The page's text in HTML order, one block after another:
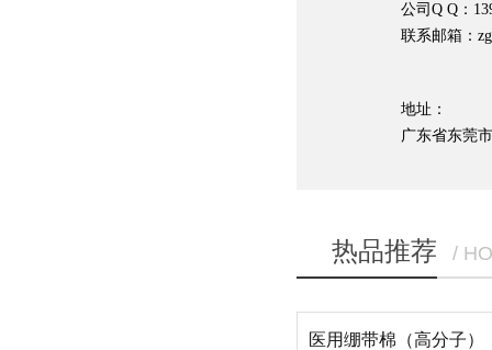
公司Q Q：
联系邮箱：
地址：
广东省东莞
热品推荐 /
医用绷带棉（高分子）